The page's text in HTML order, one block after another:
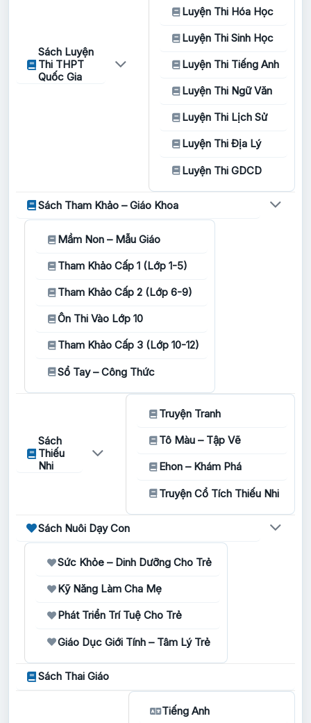
Sách Luyện
Thi THPT
Quốc Gia
Luyện Thi Hóa Học
Luyện Thi Sinh Học
Luyện Thi Tiếng Anh
Luyện Thi Ngữ Văn
Luyện Thi Lịch Sử
Luyện Thi Địa Lý
Luyện Thi GDCD
Sách Tham Khảo – Giáo Khoa
Mầm Non – Mẫu Giáo
Tham Khảo Cấp 1 (Lớp 1-5)
Tham Khảo Cấp 2 (Lớp 6-9)
Ôn Thi Vào Lớp 10
Tham Khảo Cấp 3 (Lớp 10-12)
Sổ Tay – Công Thức
Sách
Thiếu
Nhi
Truyện Tranh
Tô Màu – Tập Vẽ
Ehon – Khám Phá
Truyện Cổ Tích Thiếu Nhi
Sách Nuôi Dạy Con
Sức Khỏe – Dinh Dưỡng Cho Trẻ
Kỹ Năng Làm Cha Mẹ
Phát Triển Trí Tuệ Cho Trẻ
Giáo Dục Giới Tính – Tâm Lý Trẻ
Sách Thai Giáo
Tiếng Anh